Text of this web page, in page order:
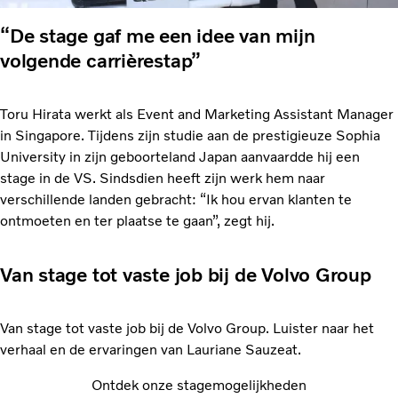
“De stage gaf me een idee van mijn
volgende carrièrestap”
Toru Hirata werkt als Event and Marketing Assistant Manager
in Singapore. Tijdens zijn studie aan de prestigieuze Sophia
University in zijn geboorteland Japan aanvaardde hij een
stage in de VS. Sindsdien heeft zijn werk hem naar
verschillende landen gebracht: “Ik hou ervan klanten te
ontmoeten en ter plaatse te gaan”, zegt hij.
Van stage tot vaste job bij de Volvo Group
Van stage tot vaste job bij de Volvo Group. Luister naar het
verhaal en de ervaringen van Lauriane Sauzeat.
Ontdek onze stagemogelijkheden